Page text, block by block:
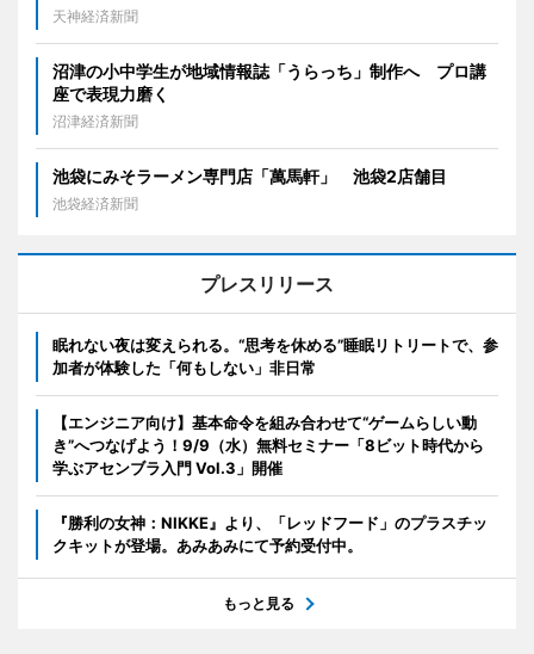
天神経済新聞
沼津の小中学生が地域情報誌「うらっち」制作へ プロ講
座で表現力磨く
沼津経済新聞
池袋にみそラーメン専門店「萬馬軒」 池袋2店舗目
池袋経済新聞
プレスリリース
眠れない夜は変えられる。“思考を休める”睡眠リトリートで、参
加者が体験した「何もしない」非日常
【エンジニア向け】基本命令を組み合わせて“ゲームらしい動
き”へつなげよう！9/9（水）無料セミナー「8ビット時代から
学ぶアセンブラ入門 Vol.3」開催
『勝利の女神：NIKKE』より、「レッドフード」のプラスチッ
クキットが登場。あみあみにて予約受付中。
もっと見る